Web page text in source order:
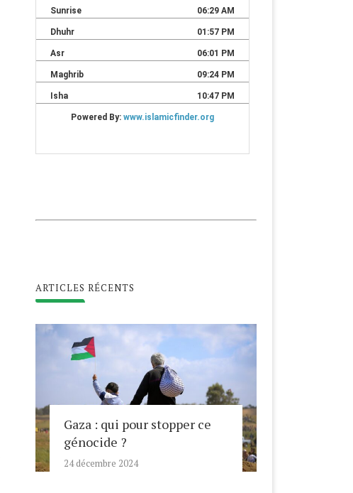
ARTICLES RÉCENTS
Gaza : qui pour stopper ce
génocide ?
24 décembre 2024